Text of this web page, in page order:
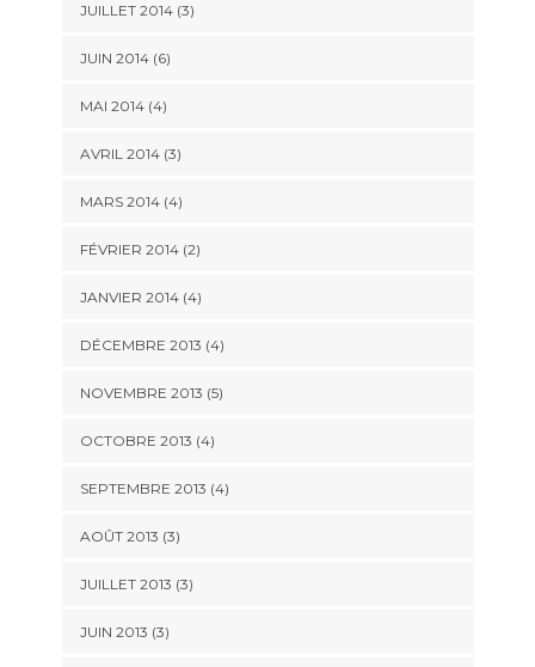
JUILLET 2014(3)
JUIN 2014(6)
MAI 2014(4)
AVRIL 2014(3)
MARS 2014(4)
FÉVRIER 2014(2)
JANVIER 2014(4)
DÉCEMBRE 2013 (4)
NOVEMBRE 2013 (5)
OCTOBRE 2013 (4)
SEPTEMBRE 2013 (4)
AOÛT 2013 (3)
JUILLET 2013 (3)
JUIN 2013 (3)